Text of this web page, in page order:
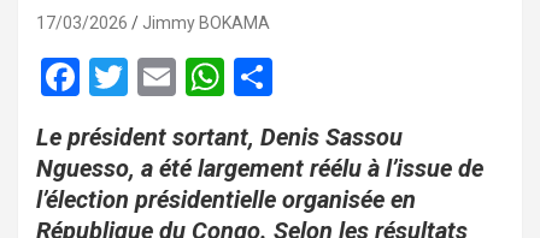
17/03/2026 Jimmy BOKAMA
F
a
ce
b
T
wi
tt
er
E
ail
W
at
s
ar
ta
g
Le président sortant, Denis Sassou
Nguesso, a été largement réélu à l’issue de
l’élection présidentielle organisée en
République du Congo. Selon les résultats